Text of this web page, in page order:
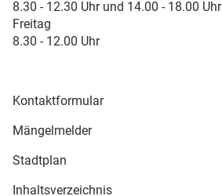
8.30 - 12.30 Uhr und 14.00 - 18.00 Uhr
Freitag
8.30 - 12.00 Uhr
Kontaktformular
Mängelmelder
Stadtplan
Inhaltsverzeichnis